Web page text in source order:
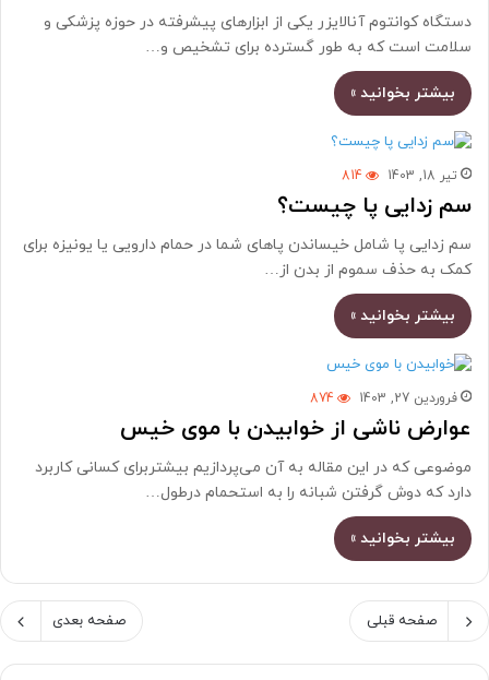
دستگاه کوانتوم آنالایزر یکی از ابزارهای پیشرفته در حوزه پزشکی و
سلامت است که به طور گسترده برای تشخیص و…
بیشتر بخوانید »
تیر 18, 1403 814
سم زدایی پا چیست؟
سم زدایی پا شامل خیساندن پاهای شما در حمام دارویی یا یونیزه برای
کمک به حذف سموم از بدن از…
بیشتر بخوانید »
فروردین 27, 1403 874
عوارض ناشی از خوابیدن با موی خیس
موضوعی که در این مقاله به آن می‌پردازیم بیشتربرای کسانی کاربرد
دارد که دوش گرفتن شبانه را به استحمام درطول…
بیشتر بخوانید »
صفحه قبلی صفحه بعدی